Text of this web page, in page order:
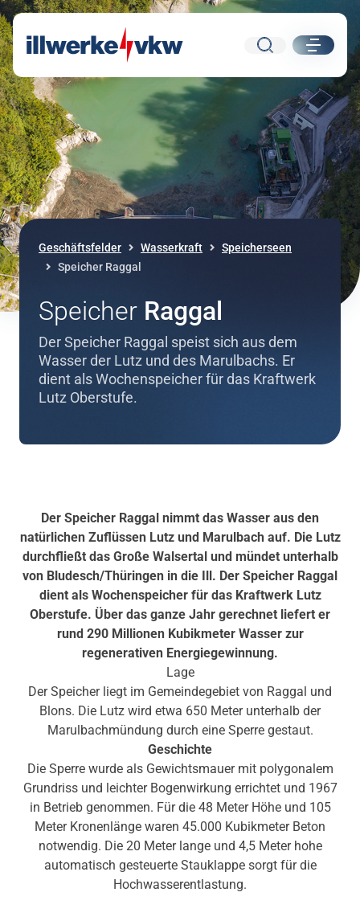
Direkt zum Inhalt
Direkt zur Navigation
Suche
Geschäftsfelder Wasserkraft
Speicherseen
Speicher Raggal
Speicher Raggal
Der Speicher Raggal speist sich aus dem
Wasser der Lutz und des Marulbachs. Er
dient als Wochenspeicher für das Kraftwerk
Lutz Oberstufe.
Der Speicher Raggal nimmt das Wasser aus den
natürlichen Zuflüssen Lutz und Marulbach auf. Die Lutz
durchfließt das Große Walsertal und mündet unterhalb
von Bludesch/Thüringen in die Ill. Der Speicher Raggal
dient als Wochenspeicher für das Kraftwerk Lutz
Oberstufe. Über das ganze Jahr gerechnet liefert er
rund 290 Millionen Kubikmeter Wasser zur
regenerativen Energiegewinnung.
Lage
Der Speicher liegt im Gemeindegebiet von Raggal und
Blons. Die Lutz wird etwa 650 Meter unterhalb der
Marulbachmündung durch eine Sperre gestaut.
Geschichte
Die Sperre wurde als Gewichtsmauer mit polygonalem
Grundriss und leichter Bogenwirkung errichtet und 1967
in Betrieb genommen. Für die 48 Meter Höhe und 105
Meter Kronenlänge waren 45.000 Kubikmeter Beton
notwendig. Die 20 Meter lange und 4,5 Meter hohe
automatisch gesteuerte Stauklappe sorgt für die
Hochwasserentlastung.